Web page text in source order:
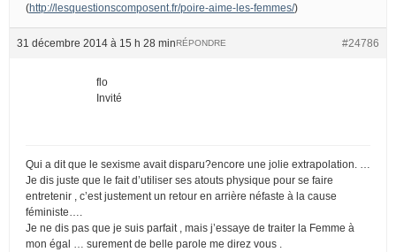
(http://lesquestionscomposent.fr/poire-aime-les-femmes/)
31 décembre 2014 à 15 h 28 min #24786
RÉPONDRE
flo
Invité
Qui a dit que le sexisme avait disparu?encore une jolie extrapolation. …
Je dis juste que le fait d’utiliser ses atouts physique pour se faire
entretenir , c’est justement un retour en arrière néfaste à la cause
féministe….
Je ne dis pas que je suis parfait , mais j’essaye de traiter la Femme à
mon égal … surement de belle parole me direz vous .